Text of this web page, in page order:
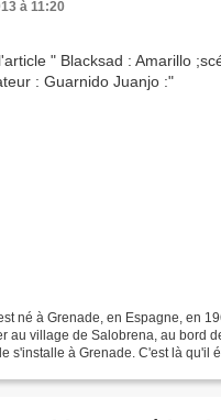
à 11:20
né à Grenade, en Espagne, en
au village de Salobrena, au bord
s'installe à Grenade. C'est là qu'il